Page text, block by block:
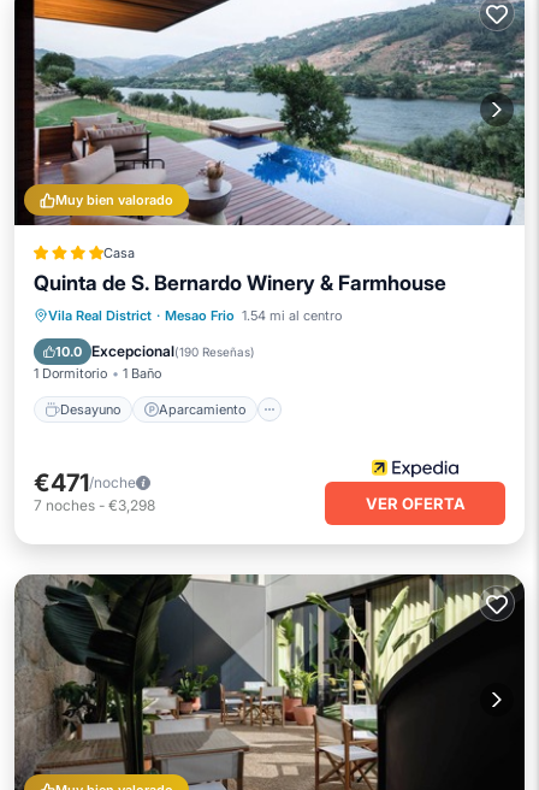
Muy bien valorado
Casa
Quinta de S. Bernardo Winery & Farmhouse
Vila Real District · Mesao Frio 1.54 mi al centro
10.0 Excepcional(190 Reseñas)
1 Dormitorio 1 Baño
Desayuno Aparcamiento
Desayuno Aparcamiento
Balcón/Terraza
€471/noche
7 noches - €3,298 VER OFERTA